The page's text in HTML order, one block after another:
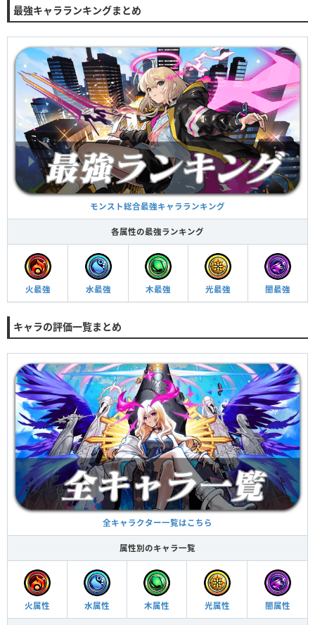
最強キャラランキングまとめ
モンスト総合最強キャラランキング
各属性の最強ランキング
火最強 水最強 木最強 光最強 闇最強
キャラの評価一覧まとめ
全キャラクター一覧はこちら
属性別のキャラ一覧
火属性 水属性 木属性 光属性 闇属性